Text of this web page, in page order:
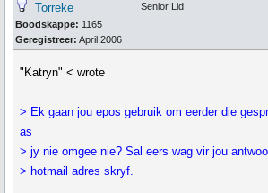
Torreke
Boodskappe: 1165
Geregistreer: April 2006
Senior Lid
"Katryn" < wrote
> Ek gaan jou epos gebruik om eerder die
as
> jy nie omgee nie? Sal eers wag vir jou
> hotmail adres skryf.